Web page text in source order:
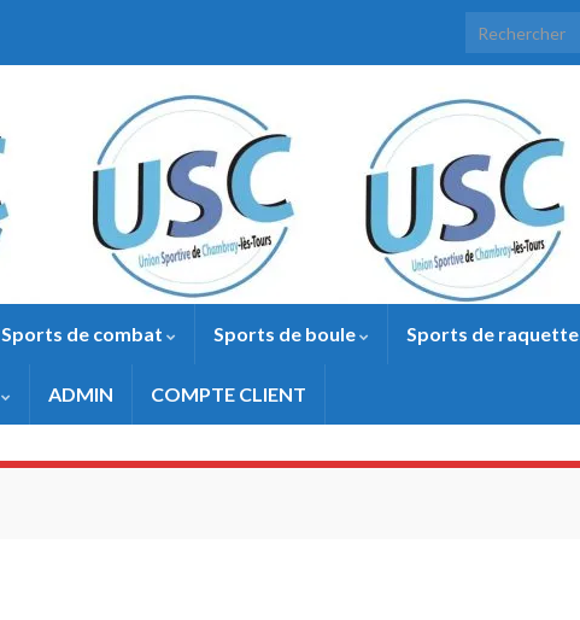
Search for:
Sports de combat Sports de boule Sports de raquette
ADMIN COMPTE CLIENT